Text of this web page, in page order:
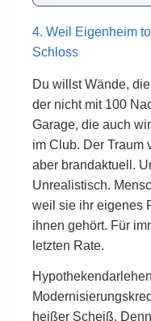
4. Weil Eigenheim
Schloss
Du willst Wände,
der nicht mit 100
Garage, die auch
im Club. Der Traum
aber brandaktuell.
Unrealistisch.
weil sie ihr eigenes
ihnen gehört. Für
letzten Rate.
heißer Scheiß.